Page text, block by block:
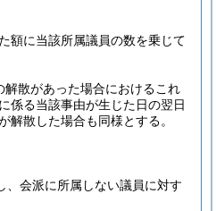
額に当該所属議員の数を乗じて
散があった場合におけるこれ
係る当該事由が生じた日の翌日
解散した場合も同様とする。
、会派に所属しない議員に対す